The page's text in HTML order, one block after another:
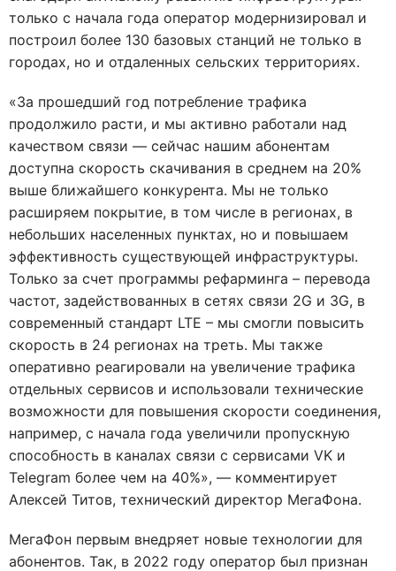
только с начала года оператор модернизировал и
построил более 130 базовых станций не только в
городах, но и отдаленных сельских территориях.
«За прошедший год потребление трафика
продолжило расти, и мы активно работали над
качеством связи — сейчас нашим абонентам
доступна скорость скачивания в среднем на 20%
выше ближайшего конкурента. Мы не только
расширяем покрытие, в том числе в регионах, в
небольших населенных пунктах, но и повышаем
эффективность существующей инфраструктуры.
Только за счет программы рефарминга – перевода
частот, задействованных в сетях связи 2G и 3G, в
современный стандарт LTE – мы смогли повысить
скорость в 24 регионах на треть. Мы также
оперативно реагировали на увеличение трафика
отдельных сервисов и использовали технические
возможности для повышения скорости соединения,
например, с начала года увеличили пропускную
способность в каналах связи с сервисами VK и
Telegram более чем на 40%», — комментирует
Алексей Титов, технический директор МегаФона.
МегаФон первым внедряет новые технологии для
абонентов. Так, в 2022 году оператор был признан